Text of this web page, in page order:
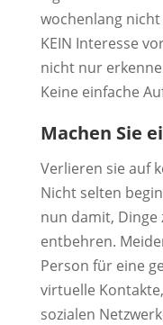
wochenlang
KEIN Interesse
nicht nur
Keine einfache
Machen Sie
Verlieren sie auf
Nicht selten
nun damit, Dinge
entbehren.
Person für eine
virtuelle
sozialen